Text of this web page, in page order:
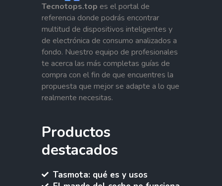
Tecnotops.top es el portal de
referencia donde podrás encontrar
multitud de dispositivos inteligentes y
de electrónica de consumo analizados a
fondo. Nuestro equipo de profesionales
te acerca las más completas guías de
compra con el fin de que encuentres la
propuesta que mejor se adapte a lo que
realmente necesitas.
Productos
destacados
Tasmota: qué es y usos